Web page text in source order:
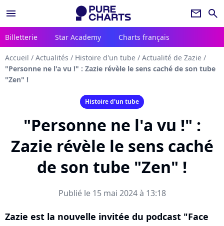
menu newsletter search
Billetterie Star Academy Charts français
Accueil / Actualités / Histoire d'un tube / Actualité de Zazie /
"Personne ne l'a vu !" : Zazie révèle le sens caché de son tube
"Zen" !
Histoire d'un tube
"Personne ne l'a vu !" :
Zazie révèle le sens caché
de son tube "Zen" !
Publié le 15 mai 2024 à 13:18
Zazie est la nouvelle invitée du podcast "Face